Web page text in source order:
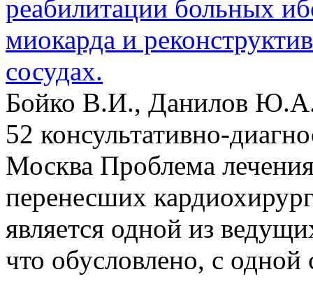
реабилитации больных
миокарда и
сосудах.
Бойко В.И., Данилов
52 консультативно-
Москва Проблема
перенесших
является одной из
что обусловлено, с